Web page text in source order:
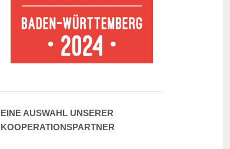
EINE AUSWAHL UNSERER
KOOPERATIONSPARTNER